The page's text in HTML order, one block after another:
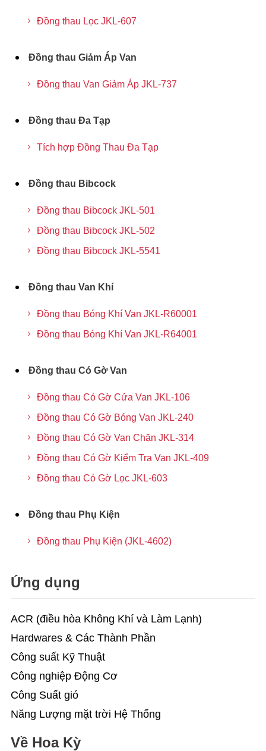
Đồng thau Lọc JKL-607
Đồng thau Giảm Áp Van
Đồng thau Van Giảm Áp JKL-737
Đồng thau Đa Tạp
Tích hợp Đồng Thau Đa Tạp
Đồng thau Bibcock
Đồng thau Bibcock JKL-501
Đồng thau Bibcock JKL-502
Đồng thau Bibcock JKL-5541
Đồng thau Van Khí
Đồng thau Bóng Khí Van JKL-R60001
Đồng thau Bóng Khí Van JKL-R64001
Đồng thau Có Gờ Van
Đồng thau Có Gờ Cửa Van JKL-106
Đồng thau Có Gờ Bóng Van JKL-240
Đồng thau Có Gờ Van Chặn JKL-314
Đồng thau Có Gờ Kiểm Tra Van JKL-409
Đồng thau Có Gờ Lọc JKL-603
Đồng thau Phụ Kiện
Đồng thau Phụ Kiện (JKL-4602)
Ứng dụng
ACR (điều hòa Không Khí và Làm Lạnh)
Hardwares & Các Thành Phần
Công suất Kỹ Thuật
Công nghiệp Động Cơ
Công Suất gió
Năng Lượng mặt trời Hệ Thống
Về Hoa Kỳ